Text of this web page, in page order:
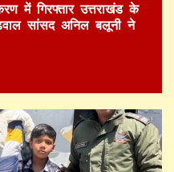
में गिरफ्तार उत्तराखंड के
सांसद अनिल बलूनी ने